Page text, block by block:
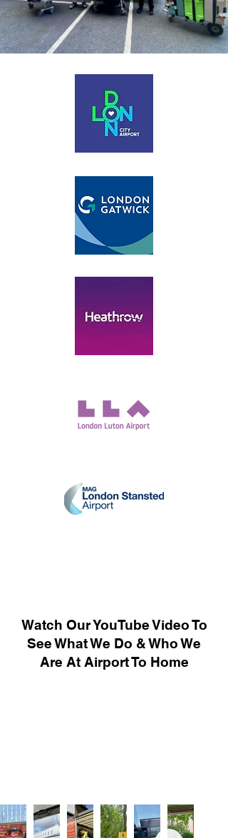
Watch Our YouTube Video To
See What We Do & Who We
Are At Airport To Home